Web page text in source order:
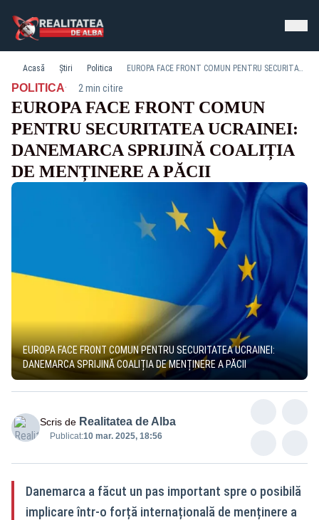
Acasă Știri Politica EUROPA FACE FRONT COMUN PENTRU SECURITATEA UCRAINEI: DANEMARCA SPRIJINĂ COALIȚIA DE MENȚINERE A PĂCII
POLITICA· 2 min citire
EUROPA FACE FRONT COMUN
PENTRU SECURITATEA UCRAINEI:
DANEMARCA SPRIJINĂ COALIȚIA
DE MENȚINERE A PĂCII
EUROPA FACE FRONT COMUN PENTRU SECURITATEA UCRAINEI:
DANEMARCA SPRIJINĂ COALIȚIA DE MENȚINERE A PĂCII
Scris de Realitatea de Alba
Publicat:10 mar. 2025, 18:56
Danemarca a făcut un pas important spre o posibilă
implicare într-o forță internațională de menținere a